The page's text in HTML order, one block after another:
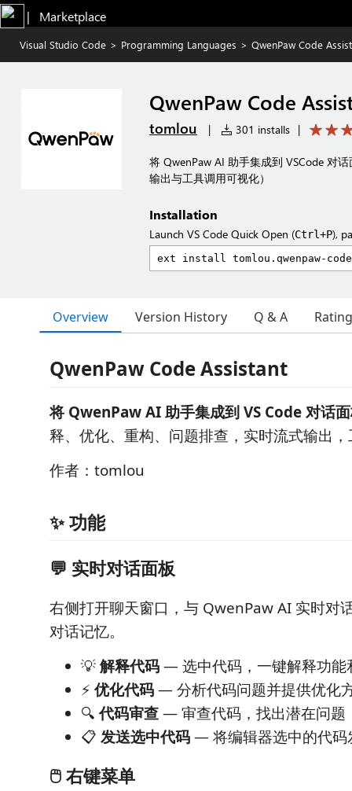
|   Marketplace
Visual Studio Code > Programming Languages > QwenPaw Code
QwenPaw Code
tomlou | 301 installs |
将 QwenPaw AI 助手集成到 VSCode 对
输出与工具调用可视化）
Installation
Launch VS Code Quick Open (Ctrl+P),
Overview Version History Q & A
QwenPaw Code Assistant
将 QwenPaw AI 助手集成到 VS Code 对话
释、优化、重构、问题排查，实时流式输出
作者：tomlou
✨ 功能
💬 实时对话面板
右侧打开聊天窗口，与 QwenPaw AI 实时对
对话记忆。
💡解释代码— 选中代码，一键解释功能
⚡ 优化代码— 分析代码问题并提供优化
🔍代码审查— 审查代码，找出潜在问题
📋 发送选中代码— 将编辑器选中的代码
🖱️ 右键菜单